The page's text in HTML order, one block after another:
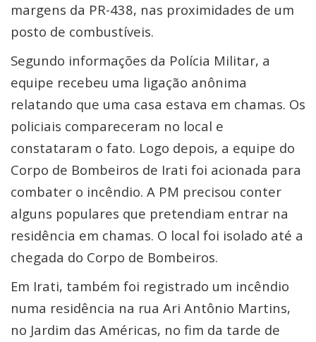
margens da PR-438, nas proximidades de um
posto de combustíveis.
Segundo informações da Polícia Militar, a
equipe recebeu uma ligação anônima
relatando que uma casa estava em chamas. Os
policiais compareceram no local e
constataram o fato. Logo depois, a equipe do
Corpo de Bombeiros de Irati foi acionada para
combater o incêndio. A PM precisou conter
alguns populares que pretendiam entrar na
residência em chamas. O local foi isolado até a
chegada do Corpo de Bombeiros.
Em Irati, também foi registrado um incêndio
numa residência na rua Ari Antônio Martins,
no Jardim das Américas, no fim da tarde de